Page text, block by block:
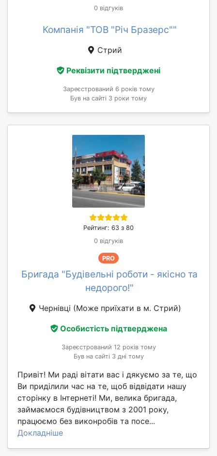
0 відгуків
Компанія "ТОВ "Річ Бразерс""
Стрий
Реквізити підтверджені
Зареєстрований 6 років тому
Був на сайті 3 роки тому
Рейтинг: 63 з 80
0 відгуків
PRO
Бригада "Будівельні роботи - якісно та
недорого!"
Чернівці (Може приїхати в м. Стрий)
Особистість підтверджена
Зареєстрований 12 років тому
Був на сайті 3 дні тому
Привіт! Ми раді вітати вас і дякуємо за те, що
Ви приділили час на те, щоб відвідати нашу
сторінку в Інтернеті! Ми, велика бригада,
займаємося будівництвом з 2001 року,
працюємо без виконробів та посе...
Докладніше